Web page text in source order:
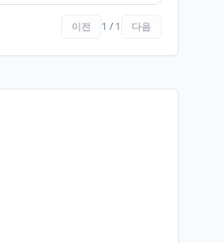
이전 1 / 1 다음